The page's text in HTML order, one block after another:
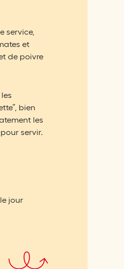
service,
et
de poivre
bien
les
servir.
jour